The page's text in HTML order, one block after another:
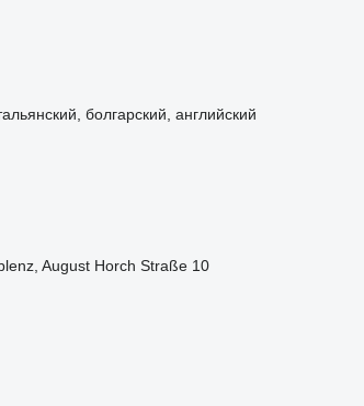
болгарский, английский
August Horch Straße 10